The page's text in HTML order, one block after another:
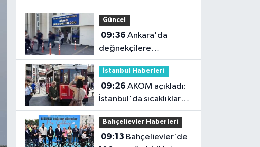
Güncel
09:36
değnekçilere
operasyon: 10 gözaltı
İstanbul Haberleri
09:26
İstanbul'da sıcaklıklar
32 dereceyi görecek
Bahçelievler Haberleri
09:13